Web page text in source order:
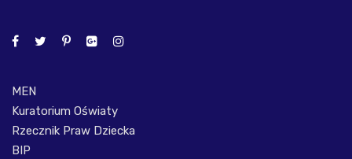
MEN
Kuratorium Oświaty
Rzecznik Praw Dziecka
BIP